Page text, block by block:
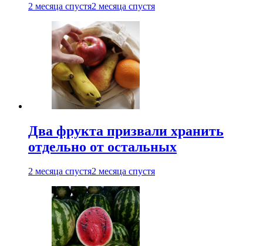
2 месяца спустя2 месяца спустя
Два фрукта призвали хранить
отдельно от остальных
2 месяца спустя2 месяца спустя